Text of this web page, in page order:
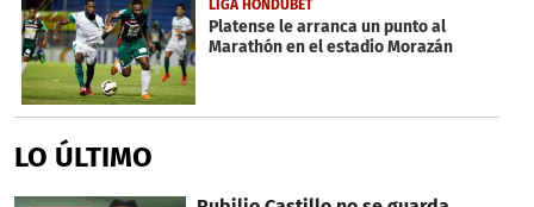
seconds
LIGA HONDUBET
Platense le arranca un punto al
Marathón en el estadio Morazán
LO ÚLTIMO